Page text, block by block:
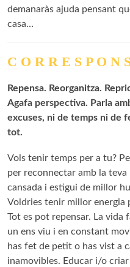
demanaràs ajuda pensant
casa…
C O R R E S P O N
Repensa. Reorganitza.
Agafa perspectiva. Parla
excuses, ni de temps ni de
tot.
Vols tenir temps per a tu?
per reconnectar amb la teva
cansada i estigui de millor
Voldries tenir millor energia
Tot es pot repensar. La vida
un ens viu i en constant
has fet de petit o has vist a
inamovibles. Educar i/o